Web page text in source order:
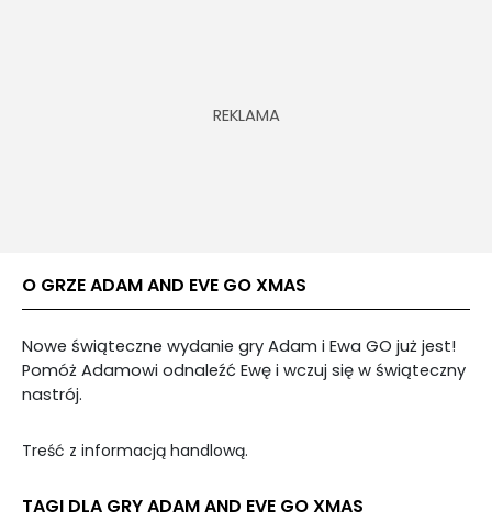
O GRZE ADAM AND EVE GO XMAS
Nowe świąteczne wydanie gry Adam i Ewa GO już jest!
Pomóż Adamowi odnaleźć Ewę i wczuj się w świąteczny
nastrój.
Treść z informacją handlową.
TAGI DLA GRY ADAM AND EVE GO XMAS